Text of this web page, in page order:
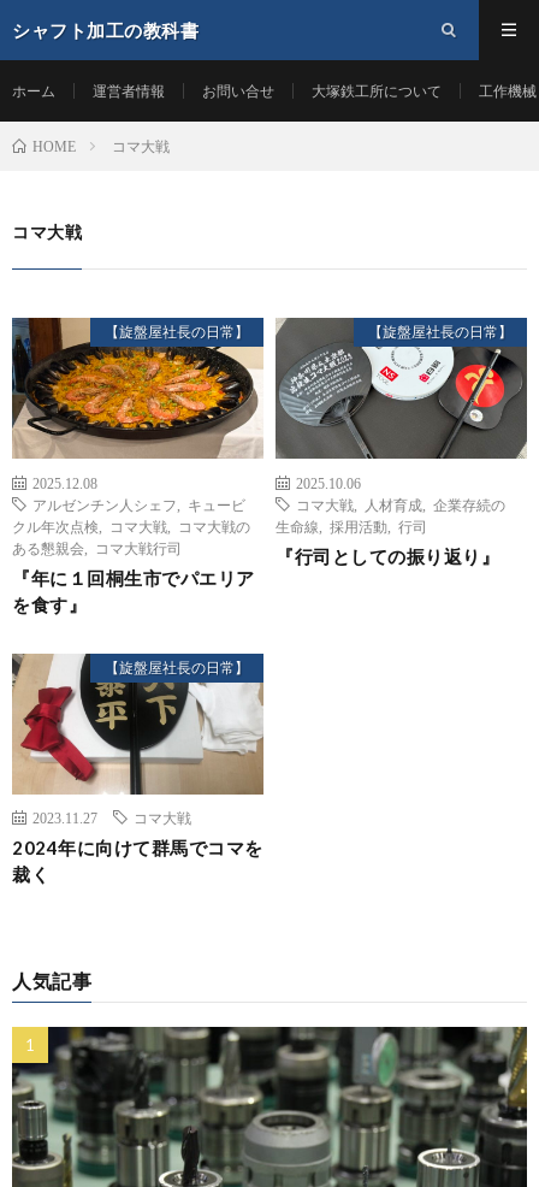
シャフト加工の教科書
ホーム 運営者情報 お問い合せ 大塚鉄工所について 工作機
HOME コマ大戦
コマ大戦
【旋盤屋社長の日常】
2025.12.08
アルゼンチン人シェフ
キュービ
クル年次点検
コマ大戦
コマ大戦の
ある懇親会
コマ大戦行司
『年に１回桐生市でパエリア
を食す』
【旋盤屋社長の日常】
2025.10.06
コマ大戦
人材育成
企業存続の
生命線
採用活動 行司
『行司としての振り返り』
【旋盤屋社長の日常】
2023.11.27 コマ大戦
2024年に向けて群馬でコマを
裁く
人気記事